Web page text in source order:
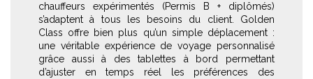
chauffeurs expérimentés (Permis B + diplômés)
s’adaptent à tous les besoins du client. Golden
Class offre bien plus qu’un simple déplacement :
une véritable expérience de voyage personnalisé
grâce aussi à des tablettes à bord permettant
d’ajuster en temps réel les préférences des